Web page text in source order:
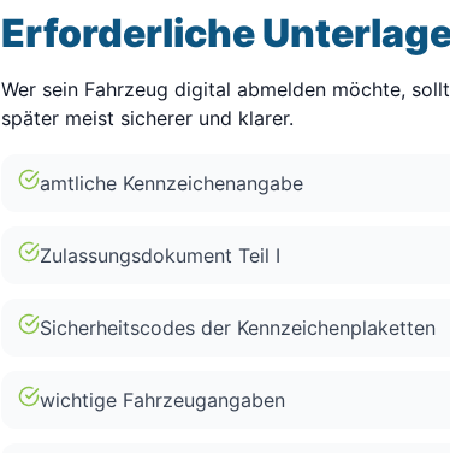
Erforderliche
Wer sein Fahrzeug digital abmelden möchte,
später meist sicherer und klarer.
amtliche Kennzeichenangabe
Zulassungsdokument Teil I
Sicherheitscodes der Kennzeichenplaketten
wichtige Fahrzeugangaben